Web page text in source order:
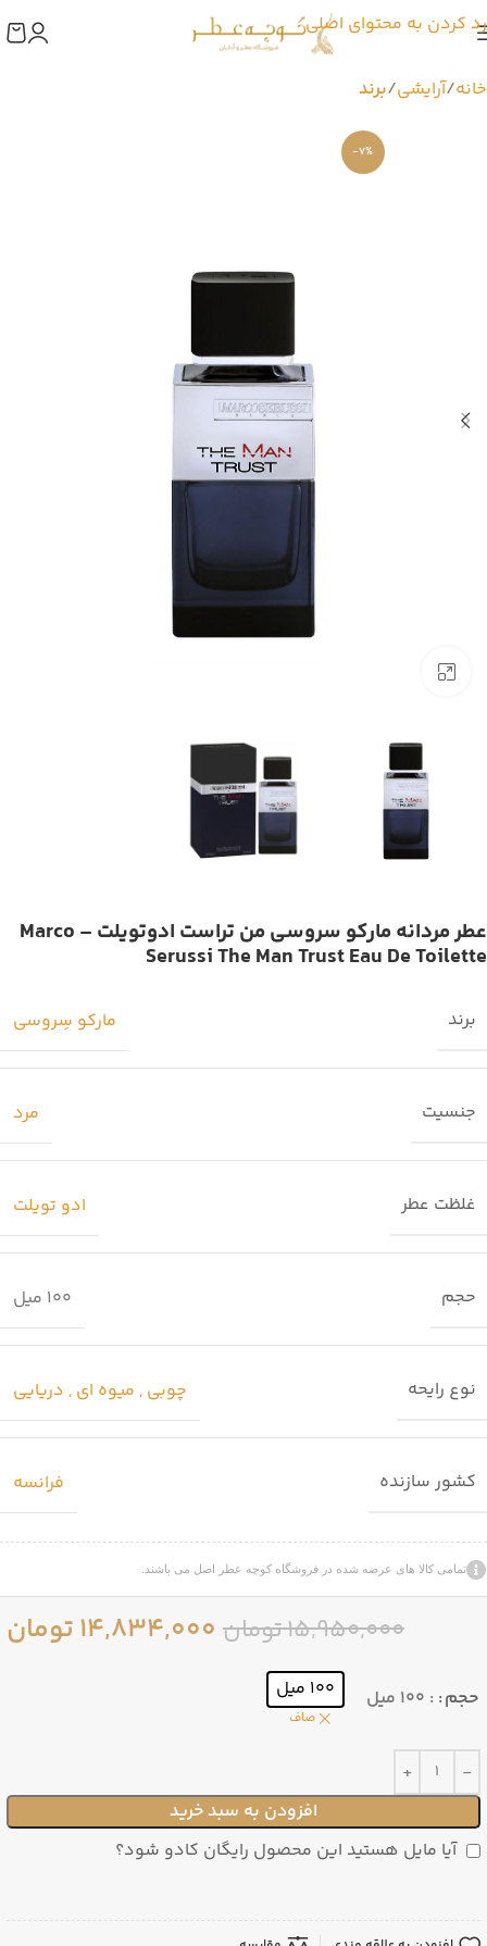
رد کردن به محتوای اصلی
خانه آرایشی برند
-7%
عطر مردانه مارکو سروسی من تراست ادوتویلت – Marco
Serussi The Man Trust Eau De Toilette
برند مارکو سِروسی
جنسیت مرد
غلظت عطر ادو تویلت
حجم 100 میل
نوع رایحه چوبی , میوه ای , دریایی
کشور سازنده فرانسه
تمامی کالا های عرضه شده در فروشگاه کوچه عطر اصل می باشند.
15,950,000تومان 14,834,000تومان
حجم : 100 میل 100 میل
صاف
افزودن به سبد خرید
آیا مایل هستید این محصول رایگان کادو شود؟